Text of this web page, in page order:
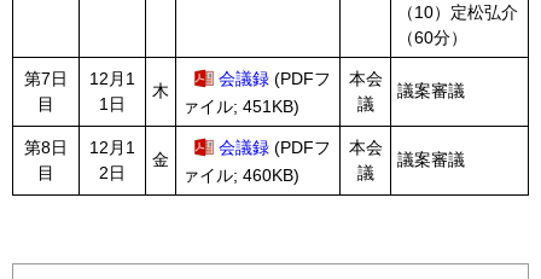
（10）定松弘介
（60分）
第7日
目
12月1
1日
木
会議録 (PDFフ
ァイル; 451KB)
本会
議
議案審議
第8日
目
12月1
2日
金
会議録 (PDFフ
ァイル; 460KB)
本会
議
議案審議